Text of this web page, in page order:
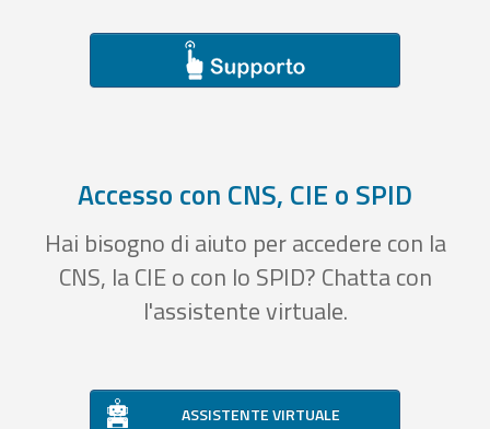
Accesso con CNS, CIE o SPID
Hai bisogno di aiuto per accedere con la
CNS, la CIE o con lo SPID? Chatta con
l'assistente virtuale.
ASSISTENTE VIRTUALE